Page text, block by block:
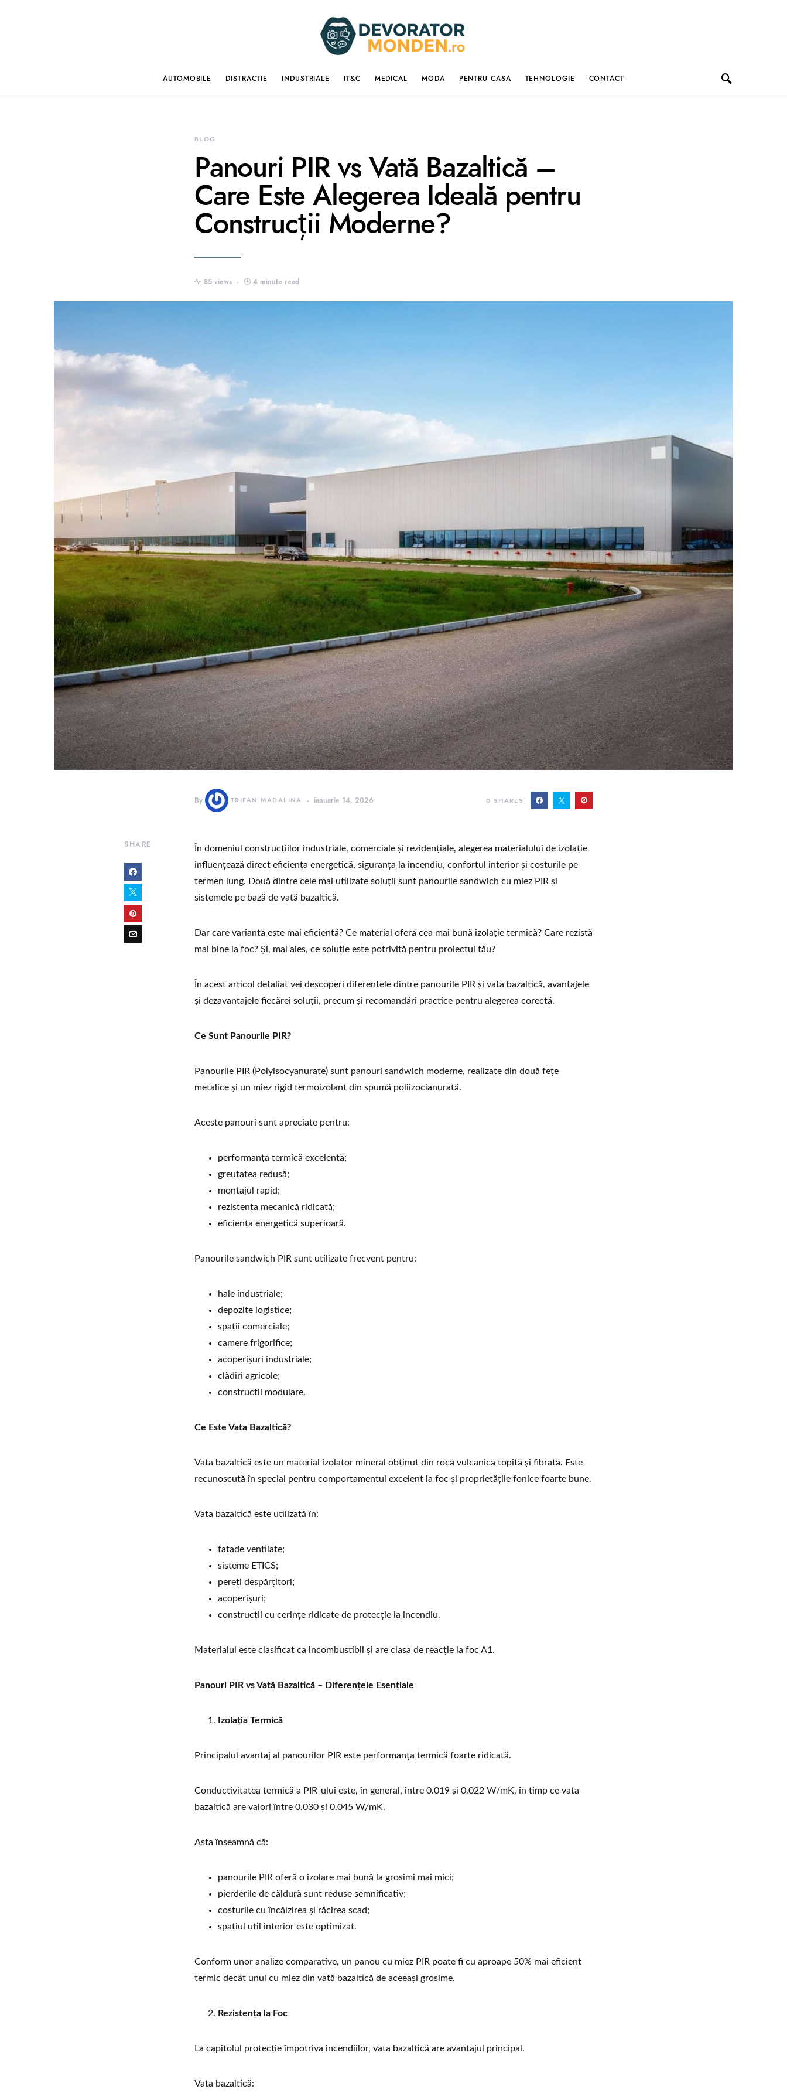
AUTOMOBILE DISTRACTIE INDUSTRIALE IT&C MEDICAL MODA PENTRU CASA TEHNOLOGIE CONTACT
BLOG
Panouri PIR vs Vată Bazaltică –
Care Este Alegerea Ideală pentru
Construcții Moderne?
85 views 4 minute read
By TRIFAN MADALINA ianuarie 14, 2026 0 SHARES
SHARE
În domeniul construcțiilor industriale, comerciale și rezidențiale, alegerea materialului de izolație
influențează direct eficiența energetică, siguranța la incendiu, confortul interior și costurile pe
termen lung. Două dintre cele mai utilizate soluții sunt panourile sandwich cu miez PIR și
sistemele pe bază de vată bazaltică.
Dar care variantă este mai eficientă? Ce material oferă cea mai bună izolație termică? Care rezistă
mai bine la foc? Și, mai ales, ce soluție este potrivită pentru proiectul tău?
În acest articol detaliat vei descoperi diferențele dintre panourile PIR și vata bazaltică, avantajele
și dezavantajele fiecărei soluții, precum și recomandări practice pentru alegerea corectă.
Ce Sunt Panourile PIR?
Panourile PIR (Polyisocyanurate) sunt panouri sandwich moderne, realizate din două fețe
metalice și un miez rigid termoizolant din spumă poliizocianurată.
Aceste panouri sunt apreciate pentru:
performanța termică excelentă;
greutatea redusă;
montajul rapid;
rezistența mecanică ridicată;
eficiența energetică superioară.
Panourile sandwich PIR sunt utilizate frecvent pentru:
hale industriale;
depozite logistice;
spații comerciale;
camere frigorifice;
acoperișuri industriale;
clădiri agricole;
construcții modulare.
Ce Este Vata Bazaltică?
Vata bazaltică este un material izolator mineral obținut din rocă vulcanică topită și fibrată. Este
recunoscută în special pentru comportamentul excelent la foc și proprietățile fonice foarte bune.
Vata bazaltică este utilizată în:
fațade ventilate;
sisteme ETICS;
pereți despărțitori;
acoperișuri;
construcții cu cerințe ridicate de protecție la incendiu.
Materialul este clasificat ca incombustibil și are clasa de reacție la foc A1.
Panouri PIR vs Vată Bazaltică – Diferențele Esențiale
Izolația Termică
Principalul avantaj al panourilor PIR este performanța termică foarte ridicată.
Conductivitatea termică a PIR-ului este, în general, între 0.019 și 0.022 W/mK, în timp ce vata
bazaltică are valori între 0.030 și 0.045 W/mK.
Asta înseamnă că:
panourile PIR oferă o izolare mai bună la grosimi mai mici;
pierderile de căldură sunt reduse semnificativ;
costurile cu încălzirea și răcirea scad;
spațiul util interior este optimizat.
Conform unor analize comparative, un panou cu miez PIR poate fi cu aproape 50% mai eficient
termic decât unul cu miez din vată bazaltică de aceeași grosime.
Rezistența la Foc
La capitolul protecție împotriva incendiilor, vata bazaltică are avantajul principal.
Vata bazaltică: